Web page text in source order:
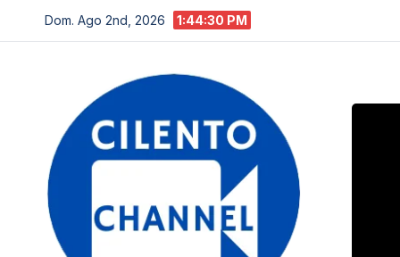
al
Dom. Ago 2nd, 2026 1:44:31 PM